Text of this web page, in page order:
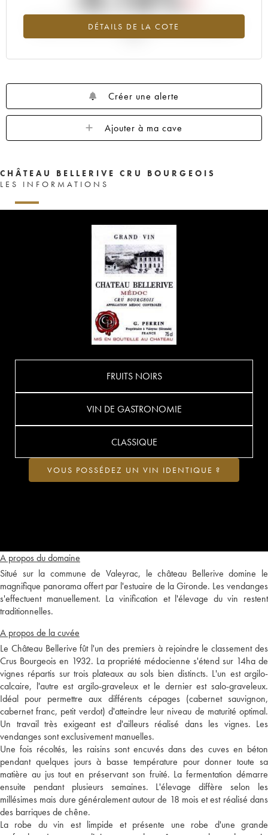
DÉTAILS DE LA COTE
Tendance à la baisse du millésime 1986 en 2026 par rapport à
Créer une alerte
Ajouter à ma cave
CHÂTEAU BELLERIVE CRU BOURGEOIS
LES INFORMATIONS
A propos du domaine
Situé sur la commune de Valeyrac, le château Bellerive domine le
magnifique panorama offert par l'estuaire de la Gironde. Les vendanges
s'effectuent manuellement. La vinification et l'élevage du vin restent
traditionnelles.
A propos de la cuvée
Le Château Bellerive fût l'un des premiers à rejoindre le classement des
Crus Bourgeois en 1932. La propriété médocienne s'étend sur 14ha de
vignes répartis sur trois plateaux au sols bien distincts. L'un est argilo-
calcaire, l'autre est argilo-graveleux et le dernier est salo-graveleux.
Idéal pour permettre aux différents cépages (cabernet sauvignon,
cabernet franc, petit verdot) d'atteindre leur niveau de maturité optimal.
Un travail très exigeant est d'ailleurs réalisé dans les vignes. Les
vendanges sont exclusivement manuelles.
Une fois récoltés, les raisins sont encuvés dans des cuves en béton
pendant quelques jours à basse température pour donner toute sa
matière au jus tout en préservant son fruité. La fermentation démarre
ensuite pendant plusieurs semaines. L'élevage diffère selon les
millésimes mais dure généralement autour de 18 mois et est réalisé dans
des barriques de chêne.
La robe du vin est limpide et présente une robe d'une grande
FRUITS NOIRS
VIN DE GASTRONOMIE
CLASSIQUE
VOUS POSSÉDEZ UN VIN IDENTIQUE ?